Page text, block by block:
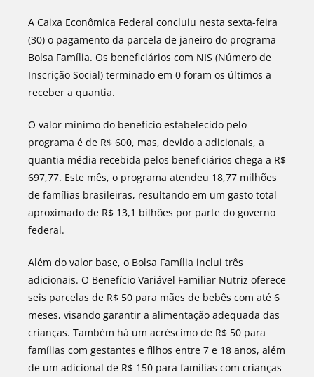
A Caixa Econômica Federal concluiu nesta sexta-feira
(30) o pagamento da parcela de janeiro do programa
Bolsa Família. Os beneficiários com NIS (Número de
Inscrição Social) terminado em 0 foram os últimos a
receber a quantia.
O valor mínimo do benefício estabelecido pelo
programa é de R$ 600, mas, devido a adicionais, a
quantia média recebida pelos beneficiários chega a R$
697,77. Este mês, o programa atendeu 18,77 milhões
de famílias brasileiras, resultando em um gasto total
aproximado de R$ 13,1 bilhões por parte do governo
federal.
Além do valor base, o Bolsa Família inclui três
adicionais. O Benefício Variável Familiar Nutriz oferece
seis parcelas de R$ 50 para mães de bebês com até 6
meses, visando garantir a alimentação adequada das
crianças. Também há um acréscimo de R$ 50 para
famílias com gestantes e filhos entre 7 e 18 anos, além
de um adicional de R$ 150 para famílias com crianças